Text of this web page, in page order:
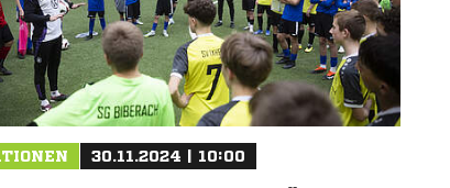
30.11.2024 | 10:00